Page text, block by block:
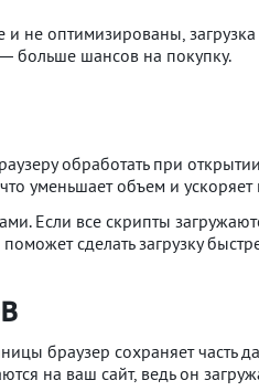
оптимизированы,
больше шансов на покупку.
обработать при
уменьшает объем и ускоряет
Если все скрипты
сделать загрузку
браузер сохраняет часть
на ваш сайт, ведь он